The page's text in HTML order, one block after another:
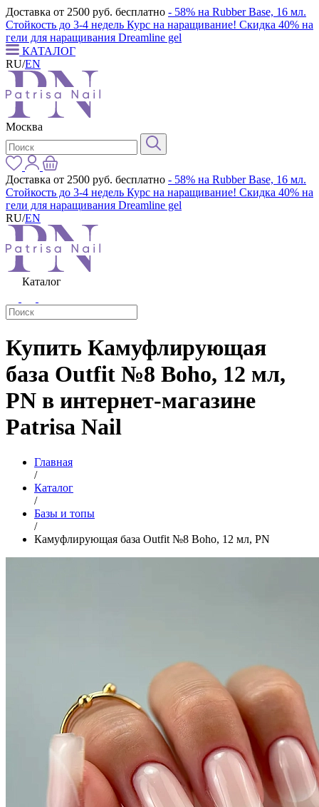
Доставка от 2500 руб. бесплатно - 58% на Rubber Base, 16 мл.
Стойкость до 3-4 недель Курс на наращивание! Скидка 40% на
гели для наращивания Dreamline gel
КАТАЛОГ
RU/EN
Москва
Доставка от 2500 руб. бесплатно - 58% на Rubber Base, 16 мл.
Стойкость до 3-4 недель Курс на наращивание! Скидка 40% на
гели для наращивания Dreamline gel
RU/EN
Каталог
Купить Камуфлирующая
база Outfit №8 Boho, 12 мл,
PN в интернет-магазине
Patrisa Nail
Главная
/
Каталог
/
Базы и топы
/
Камуфлирующая база Outfit №8 Boho, 12 мл, PN